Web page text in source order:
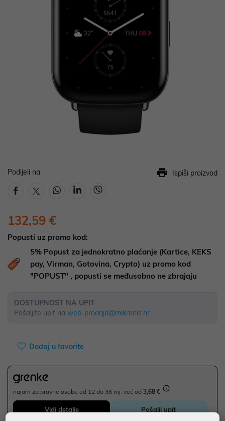
Podijeli na Ispiši proizvod
132,59 €
Popusti uz promo kod:
5% Popust za jednokratno plaćanje (Kartice, KEKS
pay, Virman, Gotovina, Crypto) uz promo kod
"POPUST" , popusti se međusobno ne zbrajaju
DOSTUPNOST NA UPIT
Pošaljite upit na web-prodaja@mikronis.hr
Dodaj u favorite
najam za pravne osobe od 12 do 36 mj. već od 3,68 €
Vidi detalje Pošalji upit